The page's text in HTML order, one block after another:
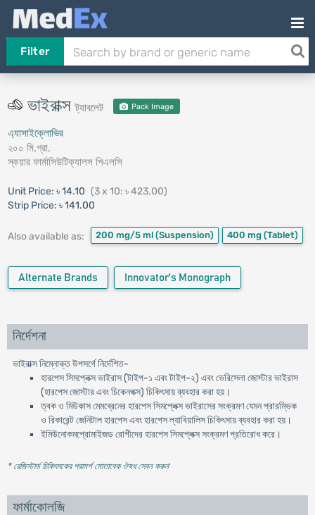
Filter
ভাইরাক্সট্যাবলেট Pack Image
এ্যাসাইক্লোভির
২০০ মি.গ্রা.
স্কয়ার ফার্মাসিউটিক্যালস পিএলসি
Unit Price: ৳ 14.10 (3 x 10: ৳ 423.00)
Strip Price: ৳ 141.00
Also available as: 200 mg/5 ml (Suspension) 400 mg (Tablet)
Alternate Brands Innovator's Monograph
নির্দেশনা
ভাইরাক্স নিম্নোক্ত উপসর্গে নির্দেশিত-
হারপেস সিমপ্লেক্স ভাইরাস (টাইপ-১ এবং টাইপ-২) এবং ভেরিসেলা জোস্টার ভাইরাস
(হারপেস জোস্টার এবং চিকেনপক্স) চিকিৎসায় ব্যবহার করা হয়।
ত্বক ও মিউকাস মেমব্রেনের হারপেস সিমপ্লেক্স ভাইরাসের সংক্রমণ যেমন প্রারম্ভিক
ও রিকারেন্ট জেনিটাল হারপেস এবং হারপেস ল্যাবিয়ালিস চিকিৎসায় ব্যবহার করা হয়।
ইমিউনোকমপ্রোমাইজড রোগীদের হারপেস সিমপ্লেক্স সংক্রমণ প্রতিরোধ করে।
* রেজিস্টার্ড চিকিৎসকের পরামর্শ মোতাবেক ঔষধ সেবন করুন'
ফার্মাকোলজি